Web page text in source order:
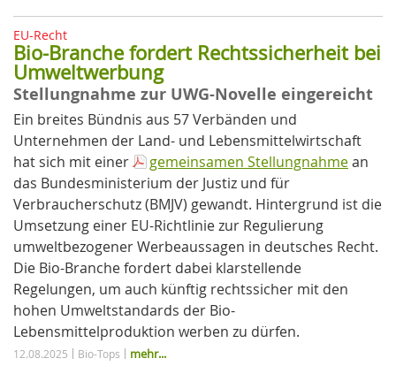
EU-Recht
Bio-Branche fordert Rechtssicherheit bei
Umweltwerbung
Stellungnahme zur UWG-Novelle eingereicht
Ein breites Bündnis aus 57 Verbänden und
Unternehmen der Land- und Lebensmittelwirtschaft
hat sich mit einer
gemeinsamen Stellungnahmean
das Bundesministerium der Justiz und für
Verbraucherschutz (BMJV) gewandt. Hintergrund ist die
Umsetzung einer EU-Richtlinie zur Regulierung
umweltbezogener Werbeaussagen in deutsches Recht.
Die Bio-Branche fordert dabei klarstellende
Regelungen, um auch künftig rechtssicher mit den
hohen Umweltstandards der Bio-
Lebensmittelproduktion werben zu dürfen.
12.08.2025 Bio-Tops mehr...